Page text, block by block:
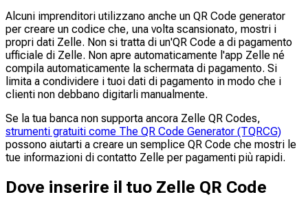
Alcuni imprenditori utilizzano anche un QR Code generator
per creare un codice che, una volta scansionato, mostri i
propri dati Zelle. Non si tratta di un'QR Code a di pagamento
ufficiale di Zelle. Non apre automaticamente l'app Zelle né
compila automaticamente la schermata di pagamento. Si
limita a condividere i tuoi dati di pagamento in modo che i
clienti non debbano digitarli manualmente.
Se la tua banca non supporta ancora Zelle QR Codes,
strumenti gratuiti come The QR Code Generator (TQRCG)
possono aiutarti a creare un semplice QR Code che mostri le
tue informazioni di contatto Zelle per pagamenti più rapidi.
Dove inserire il tuo Zelle QR Code